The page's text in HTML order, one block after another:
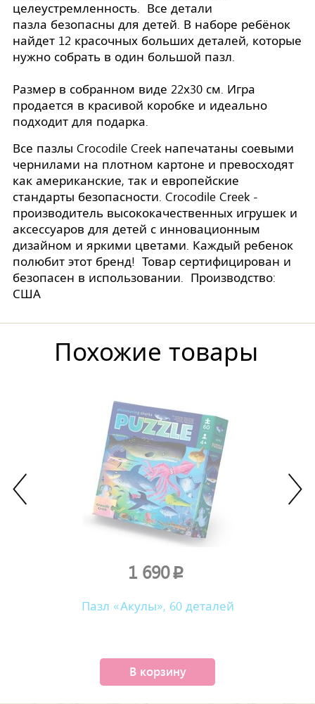
целеустремленность. Все детали
пазла безопасны для детей. В наборе ребёнок
найдет 12 красочных больших деталей, которые
нужно собрать в один большой пазл.
Размер в собранном виде 22х30 см. Игра
продается в красивой коробке и идеально
подходит для подарка.
Все пазлы Crocodile Creek напечатаны соевыми
чернилами на плотном картоне и превосходят
как американские, так и европейские
стандарты безопасности. Crocodile Creek -
производитель высококачественных игрушек и
аксессуаров для детей с инновационным
дизайном и яркими цветами. Каждый ребенок
полюбит этот бренд! Товар сертифицирован и
безопасен в использовании. Производство:
США
Похожие товары
1 690p
Пазл «Акулы», 60 деталей
В корзину